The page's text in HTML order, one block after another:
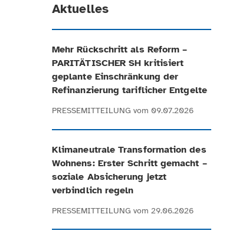
Aktuelles
Mehr Rückschritt als Reform –
PARITÄTISCHER SH kritisiert
geplante Einschränkung der
Refinanzierung tariflicher Entgelte
PRESSEMITTEILUNG vom 09.07.2026
Klimaneutrale Transformation des
Wohnens: Erster Schritt gemacht –
soziale Absicherung jetzt
verbindlich regeln
PRESSEMITTEILUNG vom 29.06.2026